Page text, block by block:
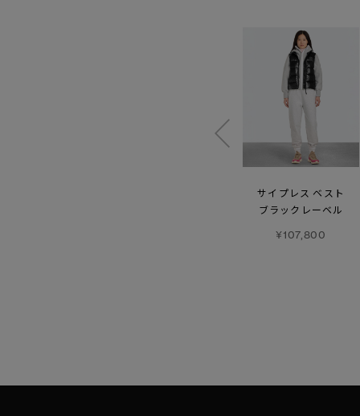
サイプレス ベスト
ブラックレーベル
¥107,800